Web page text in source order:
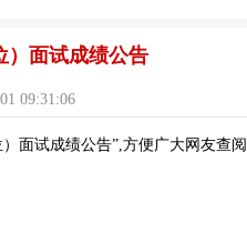
）面试成绩公告
09:31:06
面试成绩公告”,方便广大网友查阅